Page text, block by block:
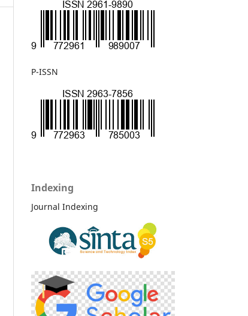
P-ISSN
Indexing
Journal Indexing